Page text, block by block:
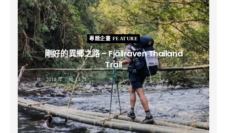
專題企畫 FEATURE
剛好的異鄉之路 – Fjällräven Thailand
Trail
B 2019 年 2 月 12 日